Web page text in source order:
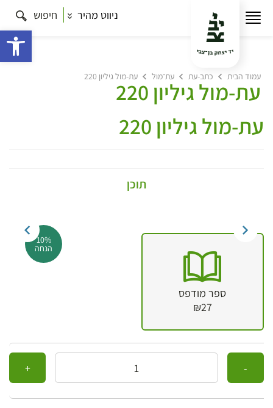
ניווט מהיר חיפוש
עמוד הבית כתב-עת עת־מול עת-מול גיליון 220
עת-מול גיליון 220
עת-מול גיליון 220
תוכן
10%
הנחה
ספר מודפס
₪27
כמות